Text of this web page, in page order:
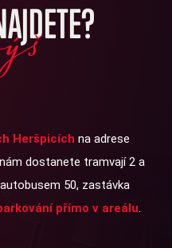
Heršpicích na adrese
dostanete tramvají 2 a
50, zastávka
přímo v areálu.